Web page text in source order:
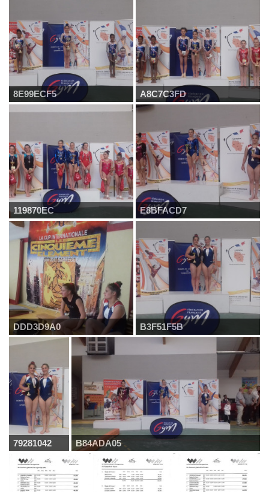
8E99ECF5 A8C7C3FD
119870EC E8BFACD7
DDD3D9A0 B3F51F5B
79281042 B84ADA05